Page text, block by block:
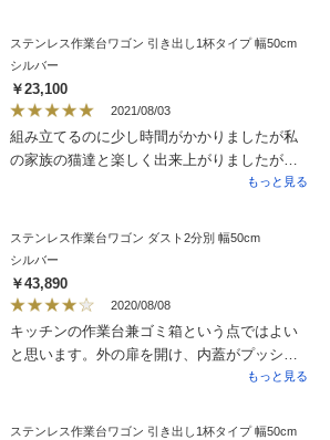
いですが、毎回開けるのは少し面倒なので、
星4つにしました。でもずいぶん悩んで、色々
なゴミ箱を検討したので、満足してます。
ステンレス作業台ワゴン 引き出し1杯タイプ 幅50cm
シルバー
￥23,100
2021/08/03
組み立てるのに少し時間がかかりましたが私
の家族の猫達と楽しく出来上がりましたが調
理台にして使いたかったのですが、猫のお気
ているので移動が簡単なのでよかったです。
ありがとう。
もっと見る
ステンレス作業台ワゴン ダスト2分別 幅50cm
シルバー
￥43,890
2020/08/08
キッチンの作業台兼ゴミ箱という点ではよい
と思います。外の扉を開け、内蓋がプッシュ
で中にゴミをいれられたら、いい層便利。い
きりしてよい。
もっと見る
ステンレス作業台ワゴン 引き出し1杯タイプ 幅50cm